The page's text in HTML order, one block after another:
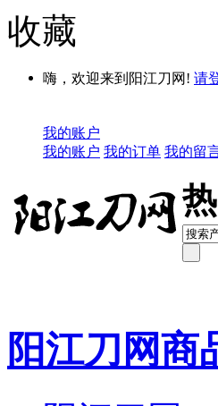
收藏
嗨，欢迎来到阳江刀网! 请
我的账户
我的账户 我的订单 我的留
阳江刀网商